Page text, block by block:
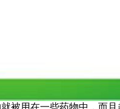
用在一些药物中，而